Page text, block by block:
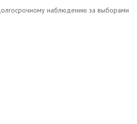
наблюдению за выборами